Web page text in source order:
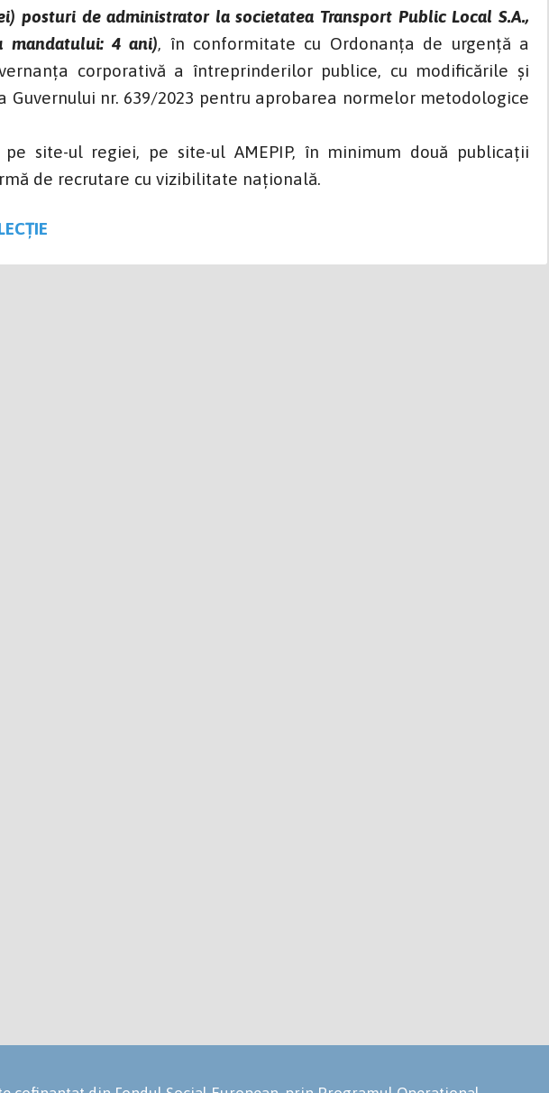
posturi de administrator la societatea Transport Public Local S.A.,
mandatului: 4 ani), în conformitate cu Ordonanța de urgență a
corporativă a întreprinderilor publice, cu modificările și
nr. 639/2023 pentru aprobarea normelor metodologice
site-ul regiei, pe site-ul AMEPIP, în minimum două publicații
de recrutare cu vizibilitate națională.